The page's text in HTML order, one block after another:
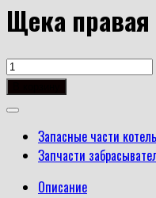
Щека
Количество
товара
Т67.00.084М2
Запасные части
Запчасти
Описание